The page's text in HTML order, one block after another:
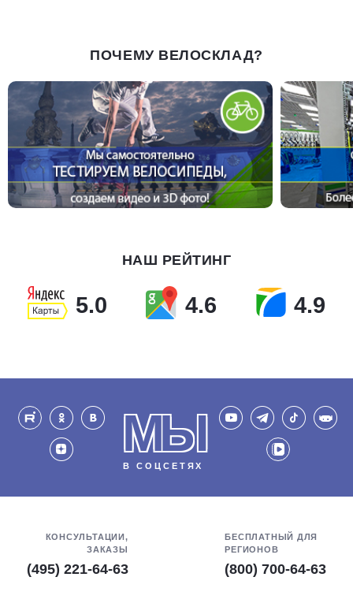
ПОЧЕМУ ВЕЛОСКЛАД?
НАШ РЕЙТИНГ
5.0 4.6 4.9
МЫ
В СОЦСЕТЯХ
КОНСУЛЬТАЦИИ,
ЗАКАЗЫ
(495) 221-64-63
БЕСПЛАТНЫЙ ДЛЯ
РЕГИОНОВ
(800) 700-64-63